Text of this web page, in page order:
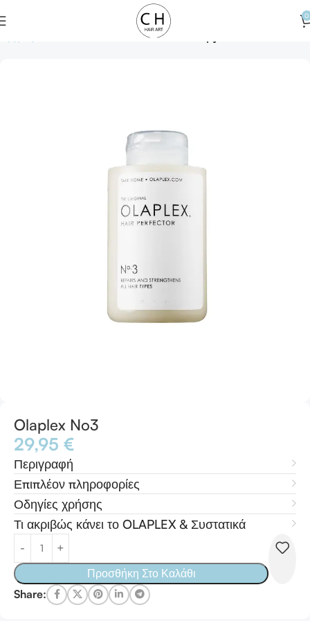
0
Hair Treatment Hair Therapy
Olaplex No3
29,95 €
Περιγραφή
Επιπλέον πληροφορίες
Οδηγίες χρήσης
Τι ακριβώς κάνει το OLAPLEX & Συστατικά
Προσθήκη Στο Καλάθι
Share: